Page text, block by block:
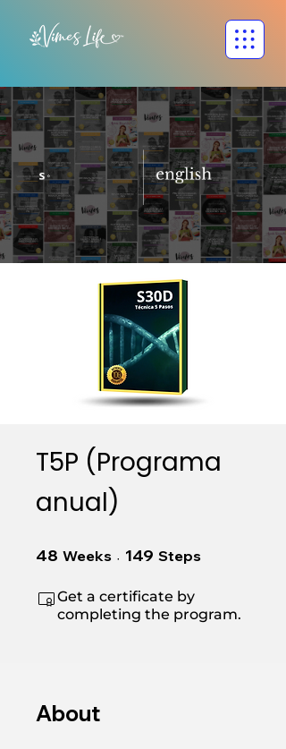
T5P (Programa
anual)
48 Weeks 48 Weeks
149 Steps
Get a certificate by
completing the program.
About